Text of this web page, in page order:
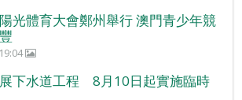
光體育大會鄭州舉行 澳門青少年競
下水道工程 8月10日起實施臨時